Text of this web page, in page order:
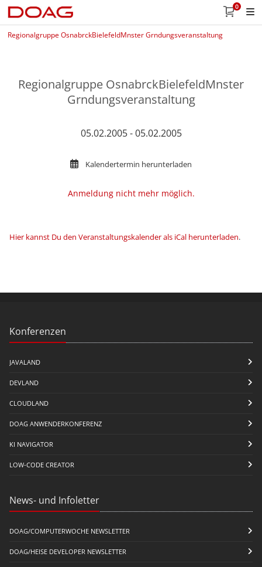
0
Regionalgruppe OsnabrckBielefeldMnster Grndungsveranstaltung
Regionalgruppe OsnabrckBielefeldMnster
Grndungsveranstaltung
05.02.2005 - 05.02.2005
Kalendertermin herunterladen
Anmeldung nicht mehr möglich.
Hier kannst Du den Veranstaltungskalender als iCal herunterladen.
Konferenzen
JAVALAND
DEVLAND
CLOUDLAND
DOAG ANWENDERKONFERENZ
KI NAVIGATOR
LOW-CODE CREATOR
News- und Infoletter
DOAG/COMPUTERWOCHE NEWSLETTER
DOAG/HEISE DEVELOPER NEWSLETTER